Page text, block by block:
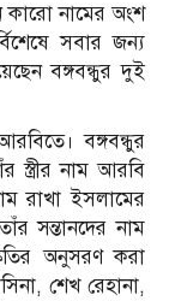
নামের অংশ
সবার জন্য
বঙ্গবন্ধুর দুই
বঙ্গবন্ধুর
নাম আরবি
রাখা ইসলামের
সন্তানদের নাম
অনুসরণ করা
শেখ রেহানা,